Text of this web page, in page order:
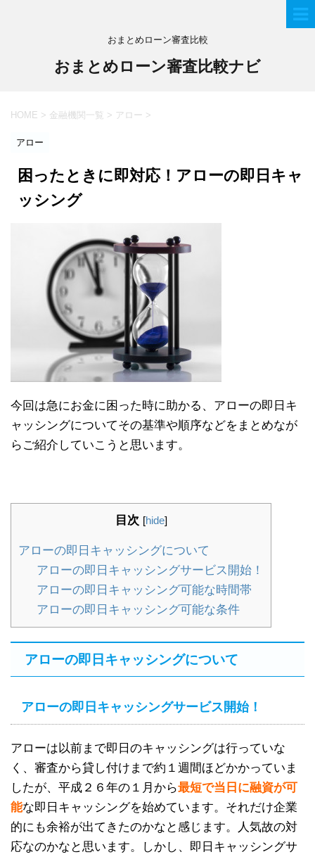
おまとめローン審査比較
おまとめローン審査比較ナビ
HOME > 金融機関一覧 > アロー >
アロー
困ったときに即対応！アローの即日キャ
ッシング
今回は急にお金に困った時に助かる、アローの即日キ
ャッシングについてその基準や順序などをまとめなが
らご紹介していこうと思います。
目次 [hide]
アローの即日キャッシングについて
アローの即日キャッシングサービス開始！
アローの即日キャッシング可能な時間帯
アローの即日キャッシング可能な条件
アローの即日キャッシングについて
アローの即日キャッシングサービス開始！
アローは以前まで即日のキャッシングは行っていな
く、審査から貸し付けまで約１週間ほどかかっていま
したが、平成２６年の１月から最短で当日に融資が可
能な即日キャッシングを始めています。それだけ企業
的にも余裕が出てきたのかなと感じます。人気故の対
応なのかなと思います。しかし、即日キャッシングサ